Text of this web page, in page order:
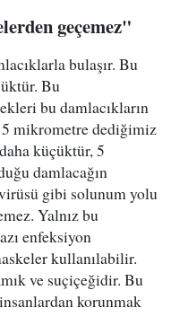
geçemez"
bulaşır. Bu
Bu
bu damlacıkların
mikrometre dediğimiz
küçüktür, 5
damlacağın
gibi solunum yolu
Yalnız bu
enfeksiyon
kullanılabilir.
ve suçiçeğidir. Bu
korunmak